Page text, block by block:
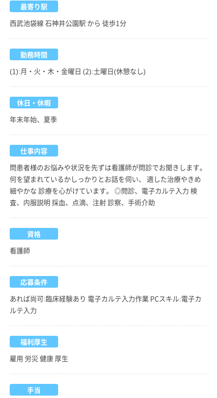
最寄り駅
西武池袋線 石神井公園駅 から 徒歩1分
勤務時間
(1):月・火・木・金曜日 (2):土曜日(休憩なし)
休日・休暇
年末年始、夏季
仕事内容
問患者様のお悩みや状況を先ずは看護師が問診でお聞きします。
何を望まれているかしっかりとお話を伺い、 適した治療やきめ
細やかな 診療を心がけています。 ◎問診、電子カルテ入力 検
査、内服説明 採血、点滴、注射 診察、手術介助
資格
看護師
応募条件
あれば尚可:臨床経験あり 電子カルテ入力作業 PCスキル:電子カ
ルテ入力
福利厚生
雇用 労災 健康 厚生
手当